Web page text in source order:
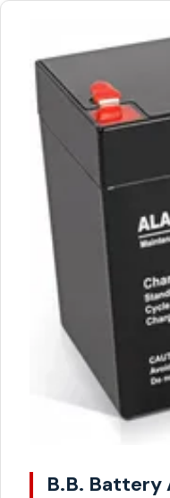
B.B. Battery